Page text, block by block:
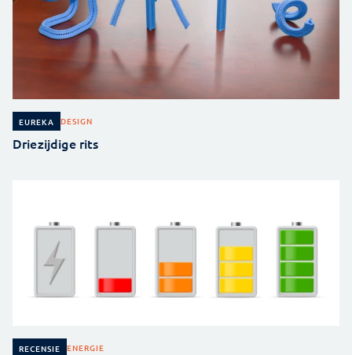
EUREKA DESIGN
Driezijdige rits
RECENSIE ENERGIE